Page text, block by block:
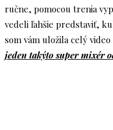
ručne, pomocou trenia
vedeli ľahšie predstaviť,
som vám uložila celý
jeden takýto super mixér